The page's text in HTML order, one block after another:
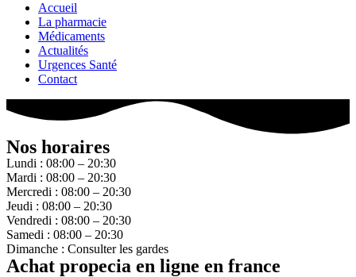
Accueil
La pharmacie
Médicaments
Actualités
Urgences Santé
Contact
Nos horaires
Lundi : 08:00 – 20:30
Mardi : 08:00 – 20:30
Mercredi : 08:00 – 20:30
Jeudi : 08:00 – 20:30
Vendredi : 08:00 – 20:30
Samedi : 08:00 – 20:30
Dimanche : Consulter les gardes
Achat propecia en ligne en france